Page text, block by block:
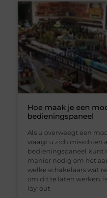
Hoe maak je een
bedieningspaneel
Als u overweegt een
vraagt u zich misschien
bedieningspaneel kunt
manier nodig om het
welke schakelaars wat
om dit te laten werken,
lay-out